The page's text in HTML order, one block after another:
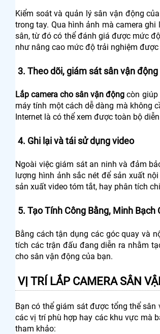
Kiểm soát và quản lý sân vận động
trong tay. Qua hình ảnh mà camera
sân, từ đó có thể đánh giá được mức
như nâng cao mức độ trải nghiệm được
3. Theo dõi, giám sát sân vận
Lắp camera cho sân vận động còn giúp
máy tính một cách dễ dàng mà không
Internet là có thể xem được toàn bộ
4. Ghi lại và tái sử dụng video
Ngoài việc giám sát an ninh và đảm
lượng hình ảnh sắc nét để sản xuất
sản xuất video tóm tắt, hay phân tích
5. Tạo Tính Công Bằng, Minh Bạch
Bằng cách tận dụng các góc quay và
tích các trận đấu đang diễn ra nhằm
cho sân vận động của bạn.
VỊ TRÍ LẮP CAMERA SÂN
Bạn có thể giám sát được tổng thể
các vị trí phù hợp hay các khu vực mà
tham khảo: